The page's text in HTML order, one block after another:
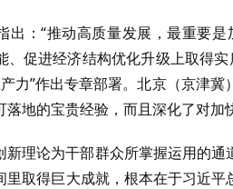
出：“推动高质量发展，最重要
、促进经济结构优化升级上取得
力”作出专章部署。北京（京津
地的宝贵经验，而且深化了对加
新理论为干部群众所掌握运用的
里取得巨大成就，根本在于习近